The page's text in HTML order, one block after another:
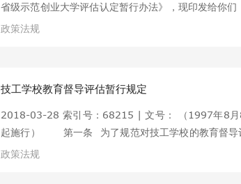
省级示范创业大学评估认定暂行办法》，现印发
2016年10月10日 （此件主动公开） 山东省省级
政策法规
技工学校教育督导评估暂行规定
2018-03-28 索引号：68215 | 文号： （1997年8月
起施行） 第一条 为了规范对技工学校的教育督导
提高和技工学校的健康发展，根据《教育法》和《
政策法规